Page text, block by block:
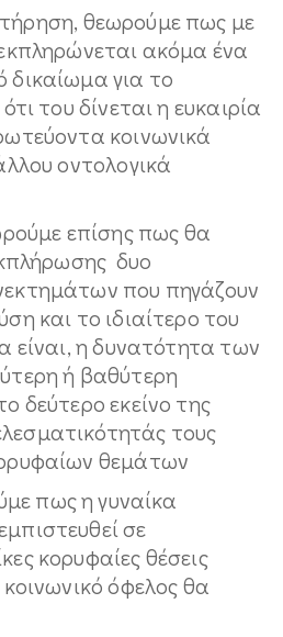
θεωρούμε πως με
ακόμα ένα
δικαίωμα για το
του δίνεται η ευκαιρία
κοινωνικά
οντολογικά
επίσης πως θα
δυο
που πηγάζουν
και το ιδιαίτερο του
είναι, η δυνατότητα των
ή βαθύτερη
δεύτερο εκείνο της
τους
θεμάτων
πως η γυναίκα
σε
κορυφαίες θέσεις
όφελος θα